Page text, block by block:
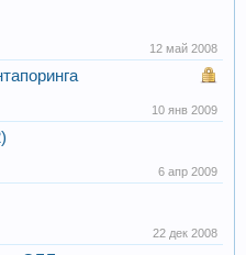
12 май 2008
10 янв 2009
6 апр 2009
22 дек 2008